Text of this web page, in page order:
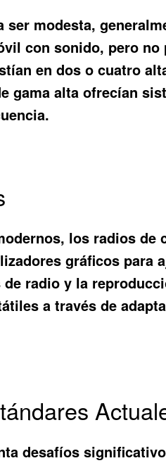
modesta,
con sonido, pero
en dos o cuatro
alta ofrecían
los radios
gráficos para
radio y la
a través de
desafíos